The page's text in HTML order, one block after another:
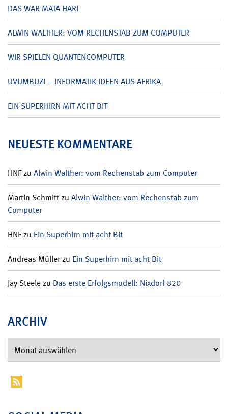
DAS WAR MATA HARI
ALWIN WALTHER: VOM RECHENSTAB ZUM COMPUTER
WIR SPIELEN QUANTENCOMPUTER
UVUMBUZI – INFORMATIK-IDEEN AUS AFRIKA
EIN SUPERHIRN MIT ACHT BIT
NEUESTE KOMMENTARE
HNFzu Alwin Walther: vom Rechenstab zum Computer
Martin Schmittzu Alwin Walther: vom Rechenstab zum
Computer
HNFzu Ein Superhirn mit acht Bit
Andreas Müllerzu Ein Superhirn mit acht Bit
Jay Steelezu Das erste Erfolgsmodell: Nixdorf 820
ARCHIV